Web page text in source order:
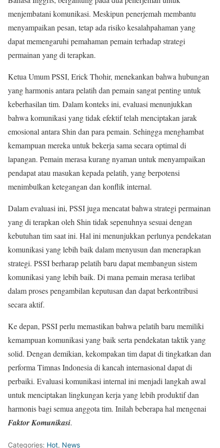
menjembatani komunikasi. Meskipun penerjemah membantu
menyampaikan pesan, tetap ada risiko kesalahpahaman yang
dapat memengaruhi pemahaman pemain terhadap strategi
permainan yang di terapkan.
Ketua Umum PSSI, Erick Thohir, menekankan bahwa hubungan
yang harmonis antara pelatih dan pemain sangat penting untuk
keberhasilan tim. Dalam konteks ini, evaluasi menunjukkan
bahwa komunikasi yang tidak efektif telah menciptakan jarak
emosional antara Shin dan para pemain. Sehingga menghambat
kemampuan mereka untuk bekerja sama secara optimal di
lapangan. Pemain merasa kurang nyaman untuk menyampaikan
pendapat atau masukan kepada pelatih, yang berpotensi
menimbulkan ketegangan dan konflik internal.
Dalam evaluasi ini, PSSI juga mencatat bahwa strategi permainan
yang di terapkan oleh Shin tidak sepenuhnya sesuai dengan
kebutuhan tim saat ini. Hal ini menunjukkan perlunya pendekatan
komunikasi yang lebih baik dalam menyusun dan menerapkan
strategi. PSSI berharap pelatih baru dapat membangun sistem
komunikasi yang lebih baik. Di mana pemain merasa terlibat
dalam proses pengambilan keputusan dan dapat berkontribusi
secara aktif.
Ke depan, PSSI perlu memastikan bahwa pelatih baru memiliki
kemampuan komunikasi yang baik serta pendekatan taktik yang
solid. Dengan demikian, kekompakan tim dapat di tingkatkan dan
performa Timnas Indonesia di kancah internasional dapat di
perbaiki. Evaluasi komunikasi internal ini menjadi langkah awal
untuk menciptakan lingkungan kerja yang lebih produktif dan
harmonis bagi semua anggota tim. Inilah beberapa hal mengenai
Faktor Komunikasi.
Categories: Hot, News